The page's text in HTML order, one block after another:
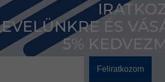
ÉS
5%
Feliratkozom